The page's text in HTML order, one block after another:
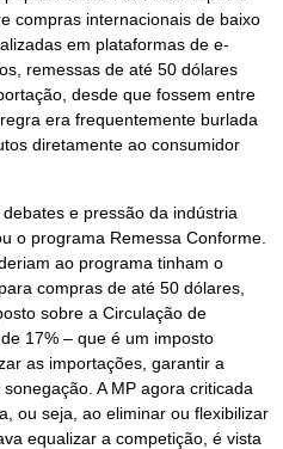
compras internacionais de baixo
em plataformas de e-
remessas de até 50 dólares
desde que fossem entre
era frequentemente burlada
diretamente ao consumidor
e pressão da indústria
o programa Remessa Conforme.
ao programa tinham o
compras de até 50 dólares,
sobre a Circulação de
17% – que é um imposto
as importações, garantir a
A MP agora criticada
ou seja, ao eliminar ou flexibilizar
equalizar a competição, é vista